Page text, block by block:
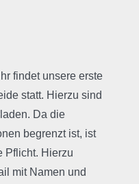
findet unsere erste
statt. Hierzu sind
Da die
begrenzt ist, ist
Pflicht. Hierzu
mit Namen und